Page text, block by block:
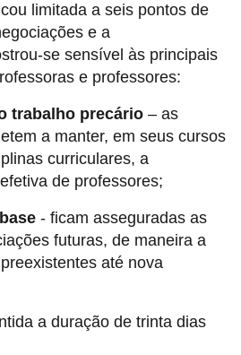
limitada a seis pontos de
e a
se sensível às principais
e professores:
trabalho precário – as
a manter, em seus cursos
curriculares, a
de professores;
- ficam asseguradas as
futuras, de maneira a
até nova
a duração de trinta dias